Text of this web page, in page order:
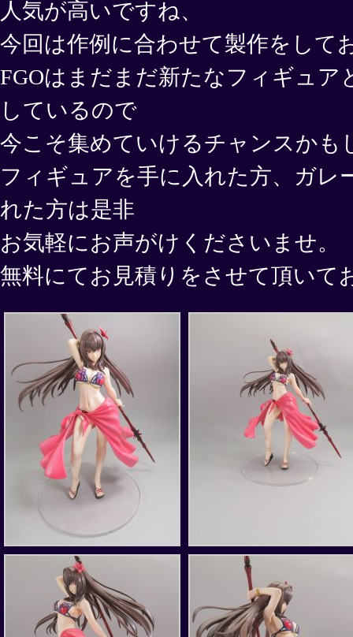
人気が高いですね、
今回は作例に合わせて製作をして
FGOはまだまだ新たなフィギュア
しているので
今こそ集めていけるチャンスかも
フィギュアを手に入れた方、ガレ
れた方は是非
お気軽にお声がけくださいませ。
無料にてお見積りをさせて頂いて